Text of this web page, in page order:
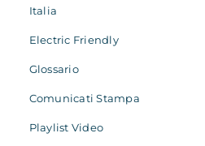
Italia
Electric Friendly
Glossario
Comunicati Stampa
Playlist Video